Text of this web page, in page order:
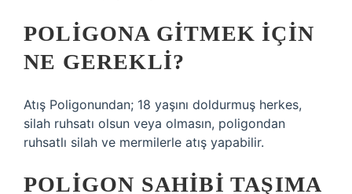
POLIGONA GITMEK IÇIN
NE GEREKLI?
Atış Poligonundan; 18 yaşını doldurmuş herkes,
silah ruhsatı olsun veya olmasın, poligondan
ruhsatlı silah ve mermilerle atış yapabilir.
POLIGON SAHIBI TAŞIMA